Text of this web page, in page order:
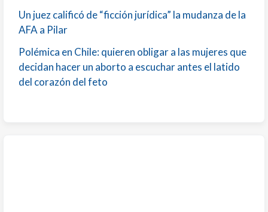
Un juez calificó de “ficción jurídica” la mudanza de la
AFA a Pilar
Polémica en Chile: quieren obligar a las mujeres que
decidan hacer un aborto a escuchar antes el latido
del corazón del feto